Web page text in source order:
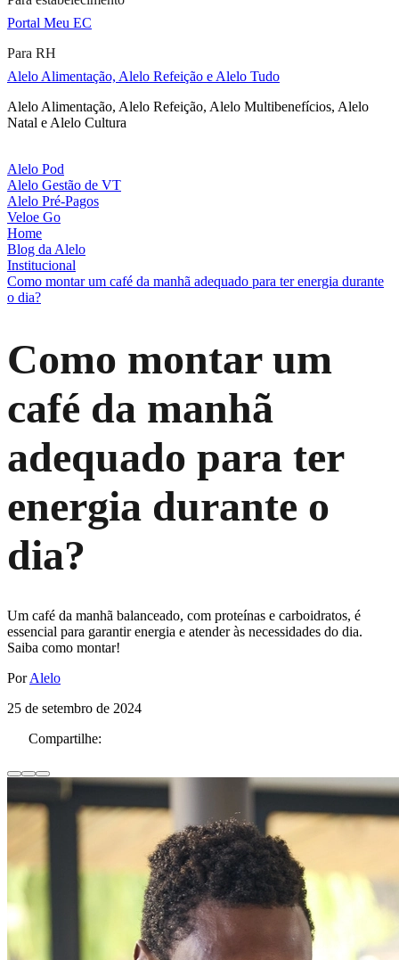
Portal Meu EC
Para RH
Alelo Alimentação, Alelo Refeição e Alelo Tudo
Alelo Alimentação, Alelo Refeição, Alelo Multibenefícios, Alelo
Natal e Alelo Cultura
Alelo Pod
Alelo Gestão de VT
Alelo Pré-Pagos
Veloe Go
Home
Blog da Alelo
Institucional
Como montar um café da manhã adequado para ter energia durante
o dia?
Como montar um
café da manhã
adequado para ter
energia durante o
dia?
Um café da manhã balanceado, com proteínas e carboidratos, é
essencial para garantir energia e atender às necessidades do dia.
Saiba como montar!
PorAlelo
25 de setembro de 2024
Compartilhe: